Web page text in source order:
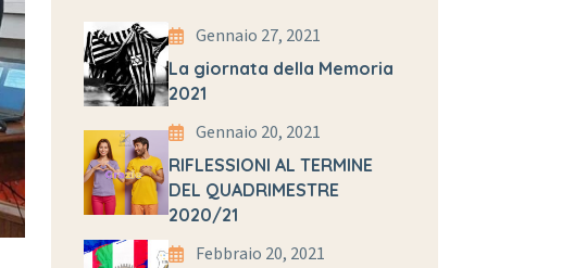
Gennaio 27, 2021
La giornata della Memoria
2021
Gennaio 20, 2021
RIFLESSIONI AL TERMINE
DEL QUADRIMESTRE
2020/21
Febbraio 20, 2021